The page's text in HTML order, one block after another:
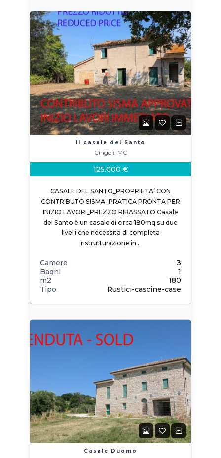
Il casale del Santo
Cingoli, MC
125.000 €
CASALE DEL SANTO_PROPRIETA’ CON
CONTRIBUTO SISMA_PRATICA PRONTA PER
INIZIO LAVORI_PREZZO RIBASSATO Casale
del Santo è un casale di circa 180mq su due
livelli che necessita di completa
ristrutturazione in…
Camere
3
Bagni
1
m2
180
Tipo
Rustici-cascine-case
Casale Duomo